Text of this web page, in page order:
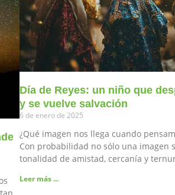
Día de Reyes: un niño que
y se vuelve salvación
6 de enero de 2025
¿Qué imagen nos llega cuando
Con probabilidad no sólo una imagen
tonalidad de amistad, cercanía y
Leer más ...